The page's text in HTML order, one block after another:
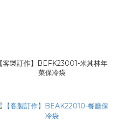
【客製訂作】BEFK23001-米其林年
菜保冷袋